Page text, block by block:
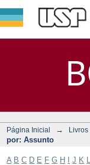
Página Inicial → Livros
por: Assunto
A B C D E F G H J K